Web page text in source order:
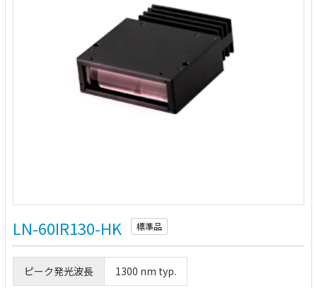
LN-60IR130-HK 標準品
ピーク発光波長 1300 nm typ.